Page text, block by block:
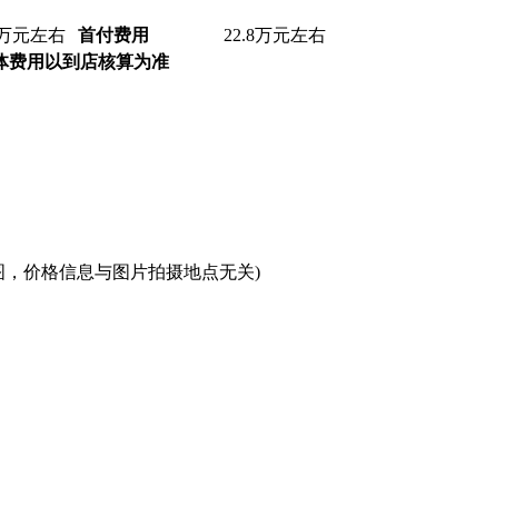
元左右 首付费用
22.8万元左右
费用以到店核算为准
价格信息与图片拍摄地点无关)